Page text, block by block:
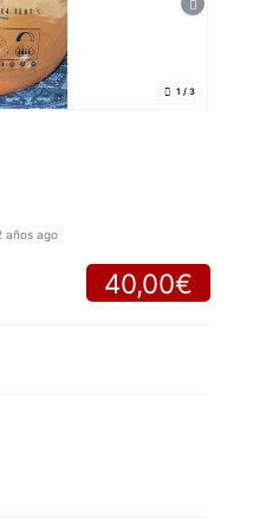
1 / 3
años ago
40,00€